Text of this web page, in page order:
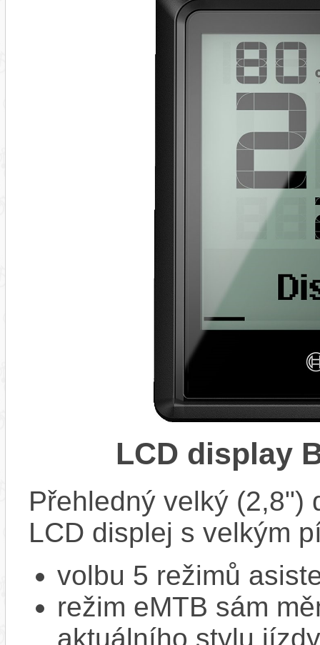
LCD display
Přehledný velký (2,8")
LCD displej s velkým
volbu 5 režimů
režim eMTB sám
aktuálního stylu jízdy